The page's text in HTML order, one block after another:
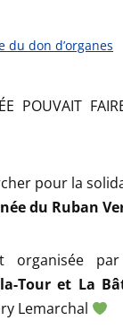
du don d’organes
POUVAIT
pour la
du Ruban
organisée
Tour et La
Lemarchal